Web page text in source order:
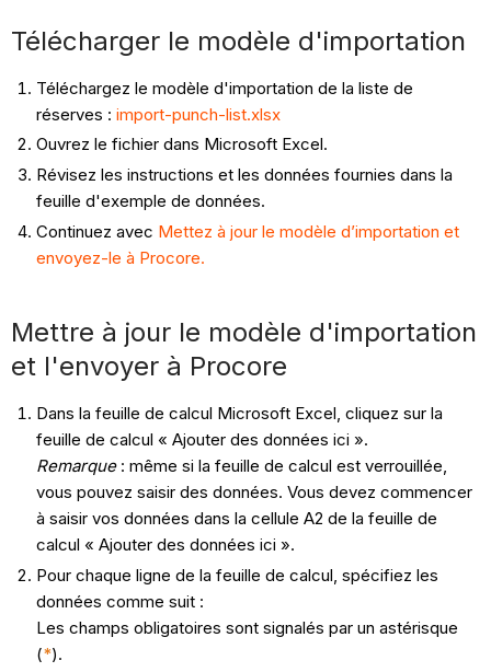
Télécharger le modèle d'importation
Téléchargez le modèle d'importation de la liste de
réserves : import-punch-list.xlsx
Ouvrez le fichier dans Microsoft Excel.
Révisez les instructions et les données fournies dans la
feuille d'exemple de données.
Continuez avec Mettez à jour le modèle d’importation et
envoyez-le à Procore.
Mettre à jour le modèle d'importation
et l'envoyer à Procore
Dans la feuille de calcul Microsoft Excel, cliquez sur la
feuille de calcul « Ajouter des données ici ».
Remarque: même si la feuille de calcul est verrouillée,
vous pouvez saisir des données. Vous devez commencer
à saisir vos données dans la cellule A2 de la feuille de
calcul « Ajouter des données ici ».
Pour chaque ligne de la feuille de calcul, spécifiez les
données comme suit :
Les champs obligatoires sont signalés par un astérisque
(*).